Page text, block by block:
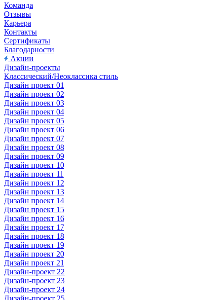
Команда
Отзывы
Карьера
Контакты
Сертификаты
Благодарности
Акции
Дизайн-проекты
Классический/Неоклассика стиль
Дизайн проект 01
Дизайн проект 02
Дизайн проект 03
Дизайн проект 04
Дизайн проект 05
Дизайн проект 06
Дизайн проект 07
Дизайн проект 08
Дизайн проект 09
Дизайн проект 10
Дизайн проект 11
Дизайн проект 12
Дизайн проект 13
Дизайн проект 14
Дизайн проект 15
Дизайн проект 16
Дизайн проект 17
Дизайн проект 18
Дизайн проект 19
Дизайн проект 20
Дизайн проект 21
Дизайн-проект 22
Дизайн-проект 23
Дизайн-проект 24
Дизайн-проект 25